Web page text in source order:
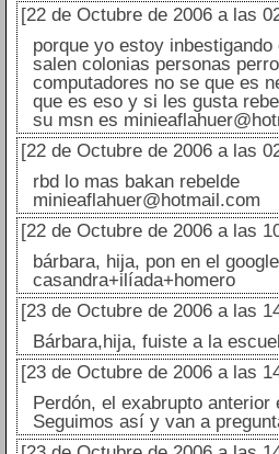
[22 de Octubre de 2006 a las
porque yo estoy
salen colonias personas
computadores no se que es
que es eso y si les gusta
su msn es
[22 de Octubre de 2006 a las
rbd lo mas bakan rebelde
minieaflahuer@hotmail.com
[22 de Octubre de 2006 a las
bárbara, hija, pon en el google
casandra+ilíada+homero
[23 de Octubre de 2006 a las
Bárbara,hija, fuiste a la
[23 de Octubre de 2006 a las
Perdón, el exabrupto
Seguimos así y van a